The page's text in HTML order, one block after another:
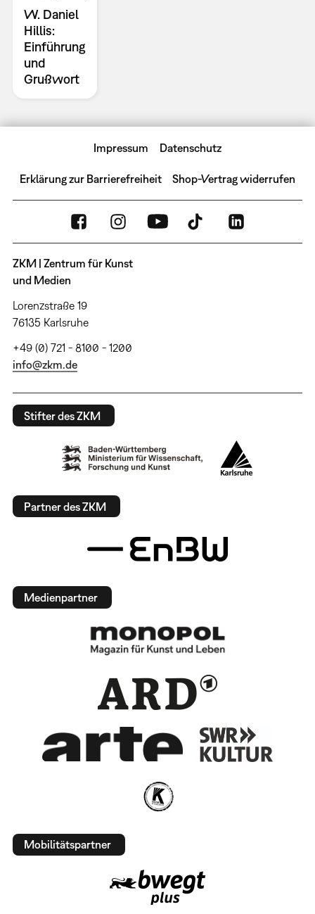
W. Daniel
Hillis:
Einführung
und
Grußwort
Impressum Datenschutz
Erklärung zur Barrierefreiheit Shop-Vertrag widerrufen
ZKM | Zentrum für Kunst
und Medien
Lorenzstraße 19
76135 Karlsruhe
+49 (0) 721 - 8100 - 1200
info@zkm.de
Stifter des ZKM
Partner des ZKM
Medienpartner
Mobilitätspartner